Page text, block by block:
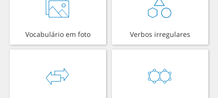
Vocabulário em foto Verbos irregulares